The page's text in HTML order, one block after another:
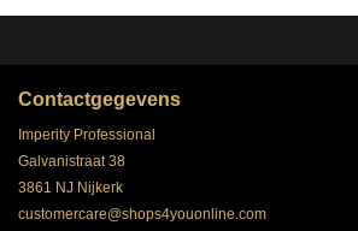
Contactgegevens
Imperity Professional
Galvanistraat 38
3861 NJ Nijkerk
customercare@shops4youonline.com